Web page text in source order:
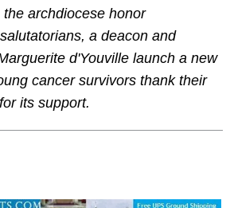
archdiocese honor
a deacon and
d'Youville launch a new
cancer survivors thank their
its support.